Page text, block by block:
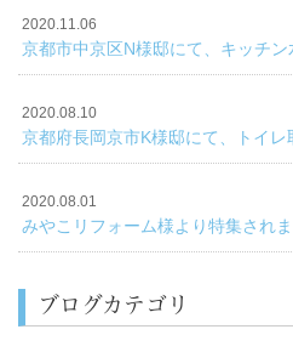
2020.11.06
京都市中京区N様邸にて、キッチン
2020.08.10
京都府長岡京市K様邸にて、トイレ
2020.08.01
みやこリフォーム様より特集されま
ブログカテゴリ